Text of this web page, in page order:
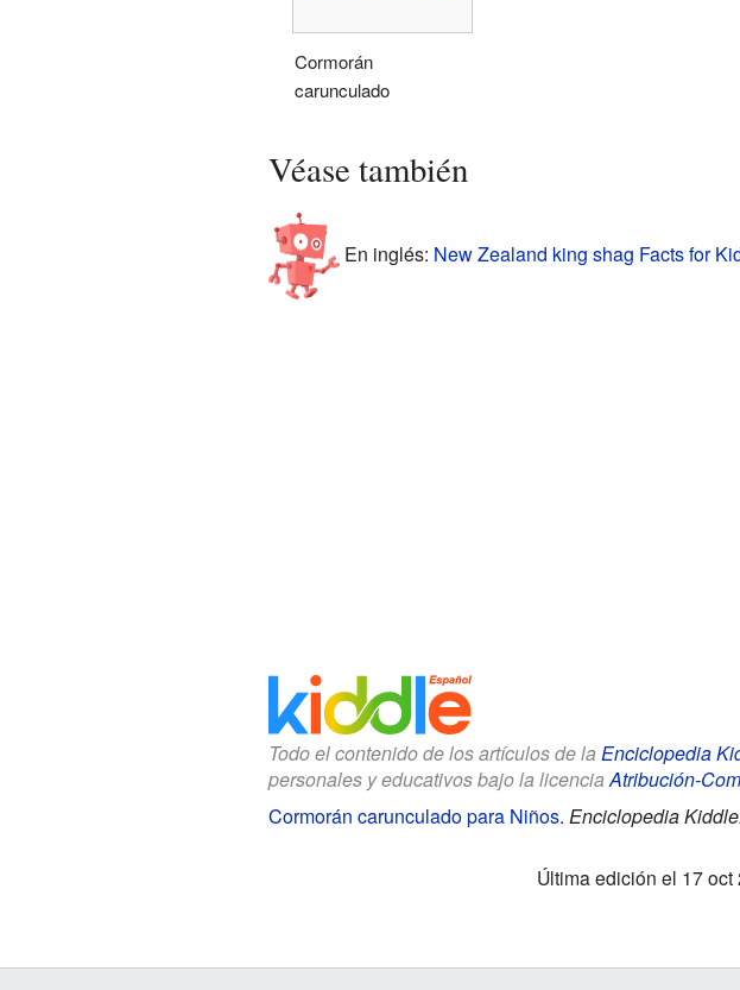
Cormorán
carunculado
Véase también
En inglés: New Zealand king shag Facts for
Todo el contenido de los artículos de la Enciclopedia
personales y educativos bajo la licencia Atribución-
Cormorán carunculado para Niños. Enciclopedia
Última edición el 17 oct